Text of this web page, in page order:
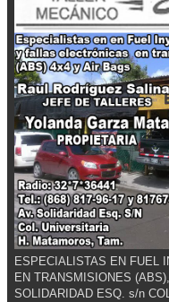
ESPECIALISTAS EN FUEL
EN TRANSMISIONES
SOLIDARIDAD ESQ. s/n